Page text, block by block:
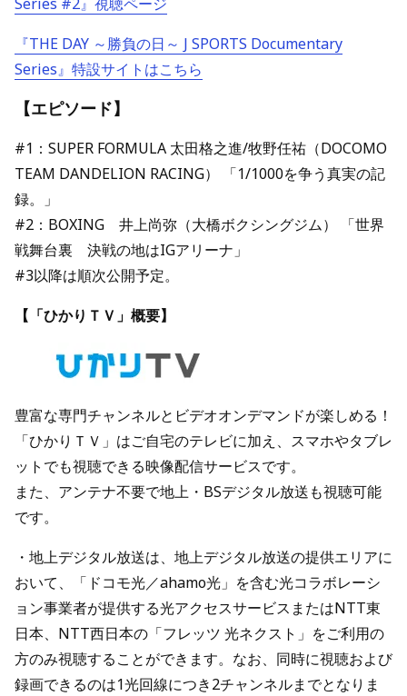
『THE DAY ～勝負の日～ J SPORTS Documentary
Series』 特設サイトはこちら
【エピソード】
#1：SUPER FORMULA 太田格之進/牧野任祐（DOCOMO
TEAM DANDELION RACING） 「1/1000を争う真実の記
録。」
#2：BOXING 井上尚弥（大橋ボクシングジム） 「世界
戦舞台裏 決戦の地はIGアリーナ」
#3以降は順次公開予定。
【「ひかりＴＶ」概要】
豊富な専門チャンネルとビデオオンデマンドが楽しめる！
「ひかりＴＶ」はご自宅のテレビに加え、スマホやタブレ
ットでも視聴できる映像配信サービスです。
また、アンテナ不要で地上・BSデジタル放送も視聴可能
です。
・地上デジタル放送は、地上デジタル放送の提供エリアに
おいて、「ドコモ光／ahamo光」を含む光コラボレーシ
ョン事業者が提供する光アクセスサービスまたはNTT東
日本、NTT西日本の「フレッツ 光ネクスト」をご利用の
方のみ視聴することができます。なお、同時に視聴および
録画できるのは1光回線につき2チャンネルまでとなりま